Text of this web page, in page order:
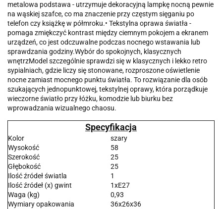
metalowa podstawa - utrzymuje dekoracyjną lampkę nocną pewnie
na wąskiej szafce, co ma znaczenie przy częstym sięganiu po
telefon czy książkę w półmroku.• Tekstylna oprawa światła -
pomaga zmiękczyć kontrast między ciemnym pokojem a ekranem
urządzeń, co jest odczuwalne podczas nocnego wstawania lub
sprawdzania godziny.Wybór do spokojnych, klasycznych
wnętrzModel szczególnie sprawdzi się w klasycznych i lekko retro
sypialniach, gdzie liczy się stonowane, rozproszone oświetlenie
nocne zamiast mocnego punktu światła. To rozwiązanie dla osób
szukających jednopunktowej, tekstylnej oprawy, która porządkuje
wieczorne światło przy łóżku, komodzie lub biurku bez
wprowadzania wizualnego chaosu.
Specyfikacja
Kolor
szary
Wysokość
58
Szerokość
25
Głębokość
25
Ilość źródeł światla
1
Ilość źródeł (x) gwint
1xE27
Waga (kg)
0,93
Wymiary opakowania
36x26x36